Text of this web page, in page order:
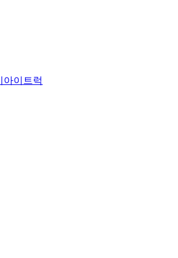
아이트럭